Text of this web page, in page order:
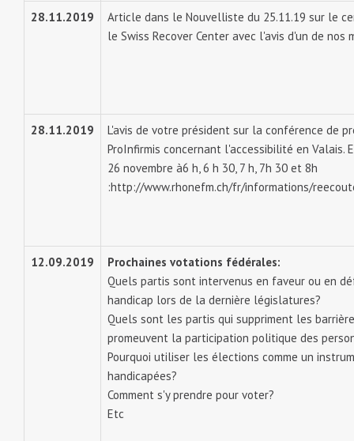
28.11.2019
Article dans le Nouvelliste du 25.11.19 sur le
le Swiss Recover Center avec l'avis d'un de nos
28.11.2019
L'avis de votre président sur la conférence de
ProInfirmis concernant l'accessibilité en Valais.
26 novembre à6 h, 6 h 30, 7 h, 7h 30 et 8h
:http://www.rhonefm.ch/fr/informations/
12.09.2019
Prochaines votations fédérales:
Quels partis sont intervenus en faveur ou en
handicap lors de la dernière législatures?
Quels sont les partis qui suppriment les
promeuvent la participation politique des
Pourquoi utiliser les élections comme un
handicapées?
Comment s'y prendre pour voter?
Etc